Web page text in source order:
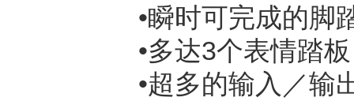
•瞬时可完成的脚
•多达3个表情踏
•超多的输入／输